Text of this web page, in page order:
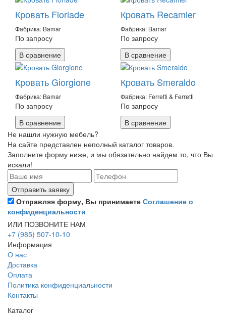
Кровать Floriade
Фабрика: Bamar
По запросу
В сравнение
Кровать Recamier
Фабрика: Bamar
По запросу
В сравнение
Кровать Giorgione
Фабрика: Bamar
По запросу
В сравнение
Кровать Smeraldo
Фабрика: Ferretti & Ferretti
По запросу
В сравнение
Не нашли нужную мебель?
На сайте представлен неполный каталог товаров.
Заполните форму ниже, и мы обязательно найдем то, что Вы
искали!
Отправляя форму, Вы принимаете Соглашение о
конфиденциальности
ИЛИ ПОЗВОНИТЕ НАМ
+7 (985) 507-10-10
Информация
О нас
Доставка
Оплата
Политика конфиденциальности
Контакты
Каталог